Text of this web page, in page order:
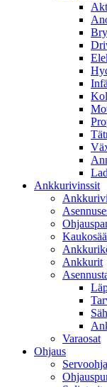
Ankkurivinssit
Ankkurit
Varaosat
Ohjaus